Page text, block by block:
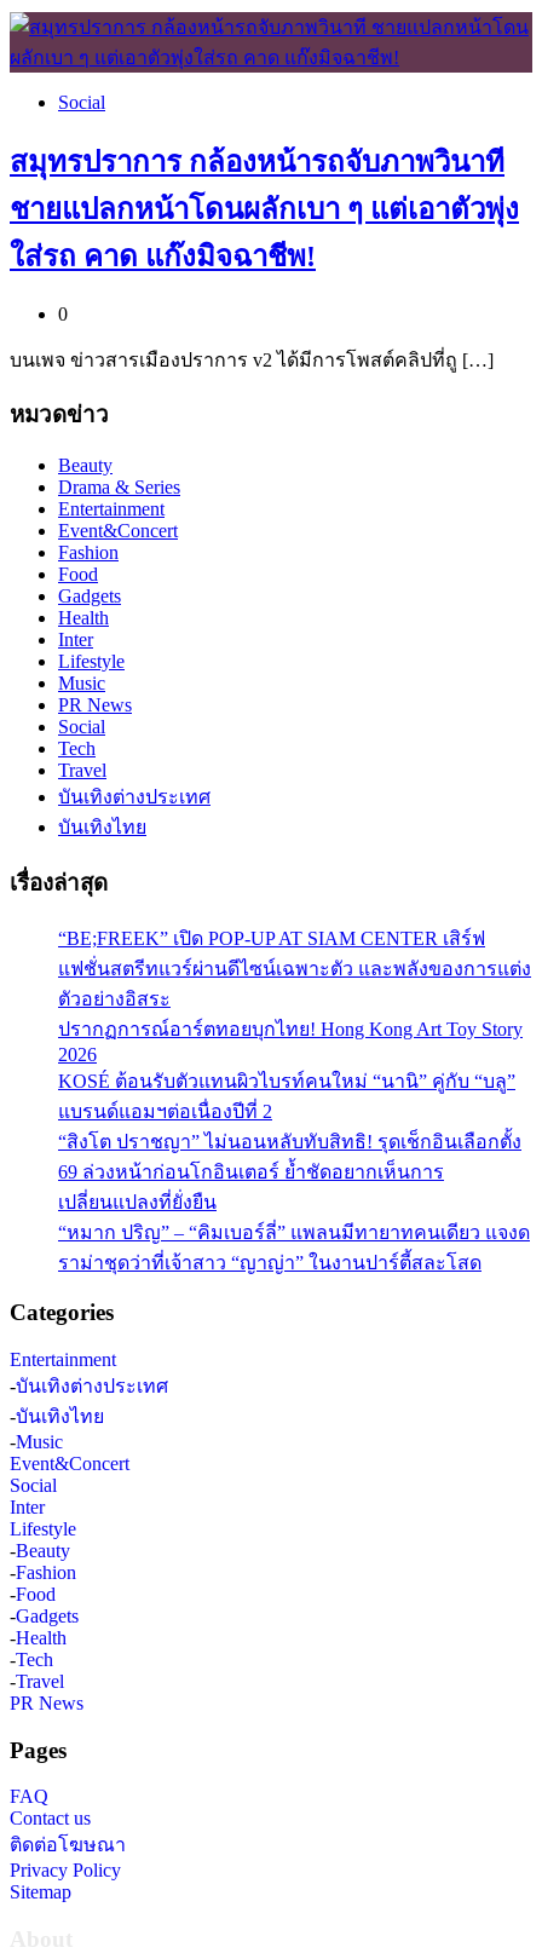
Social
สมุทรปราการ กล้องหน้ารถจับภาพวินาที
ชายแปลกหน้าโดนผลักเบา ๆ แต่เอาตัวพุ่ง
ใส่รถ คาด แก๊งมิจฉาชีพ!
0
บนเพจ ข่าวสารเมืองปราการ v2 ได้มีการโพสต์คลิปที่ถู […]
หมวดข่าว
Beauty
Drama & Series
Entertainment
Event&Concert
Fashion
Food
Gadgets
Health
Inter
Lifestyle
Music
PR News
Social
Tech
Travel
บันเทิงต่างประเทศ
บันเทิงไทย
เรื่องล่าสุด
“BE;FREEK” เปิด POP-UP AT SIAM CENTER เสิร์ฟ
แฟชั่นสตรีทแวร์ผ่านดีไซน์เฉพาะตัว และพลังของการแต่ง
ตัวอย่างอิสระ
ปรากฏการณ์อาร์ตทอยบุกไทย! Hong Kong Art Toy Story
2026
KOSÉ ต้อนรับตัวแทนผิวไบรท์คนใหม่ “นานิ” คู่กับ “บลู”
แบรนด์แอมฯต่อเนื่องปีที่ 2
“สิงโต ปราชญา” ไม่นอนหลับทับสิทธิ! รุดเช็กอินเลือกตั้ง
69 ล่วงหน้าก่อนโกอินเตอร์ ย้ำชัดอยากเห็นการ
เปลี่ยนแปลงที่ยั่งยืน
“หมาก ปริญ” – “คิมเบอร์ลี่” แพลนมีทายาทคนเดียว แจงด
ราม่าชุดว่าที่เจ้าสาว “ญาญ่า” ในงานปาร์ตี้สละโสด
Categories
Entertainment
-บันเทิงต่างประเทศ
-บันเทิงไทย
-Music
Event&Concert
Social
Inter
Lifestyle
-Beauty
-Fashion
-Food
-Gadgets
-Health
-Tech
-Travel
PR News
Pages
FAQ
Contact us
ติดต่อโฆษณา
Privacy Policy
Sitemap